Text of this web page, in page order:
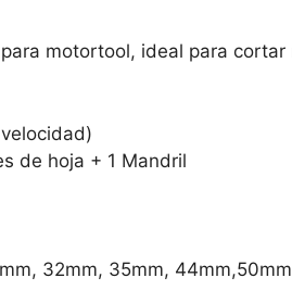
motortool, ideal para
de hoja + 1 Mandril
32mm, 35mm, 44mm,50mm